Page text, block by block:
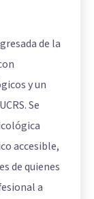
de la
y un
Se
accesible,
de quienes
a